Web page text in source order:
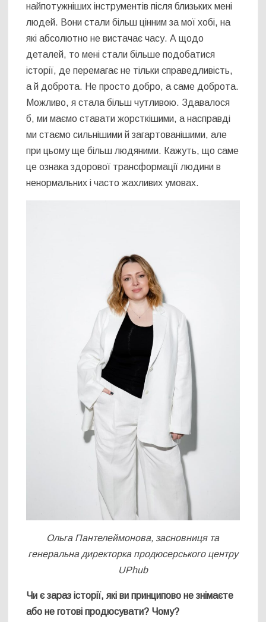
найпотужніших інструментів після близьких мені
людей. Вони стали більш цінним за мої хобі, на
які абсолютно не вистачає часу. А щодо
деталей, то мені стали більше подобатися
історії, де перемагає не тільки справедливість,
а й доброта. Не просто добро, а саме доброта.
Можливо, я стала більш чутливою. Здавалося
б, ми маємо ставати жорсткішими, а насправді
ми стаємо сильнішими й загартованішими, але
при цьому ще більш людяними. Кажуть, що саме
це ознака здорової трансформації людини в
ненормальних і часто жахливих умовах.
Ольга Пантелеймонова, засновниця та
генеральна директорка продюсерського центру
UPhub
Чи є зараз історії, які ви принципово не знімаєте
або не готові продюсувати? Чому?